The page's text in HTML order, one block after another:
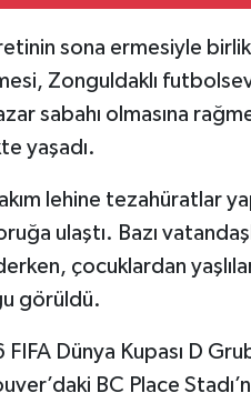
sona ermesiyle
Zonguldaklı
sabahı olmasına
yaşadı.
lehine tezahüratlar
ulaştı. Bazı
çocuklardan
görüldü.
Dünya Kupası D
BC Place